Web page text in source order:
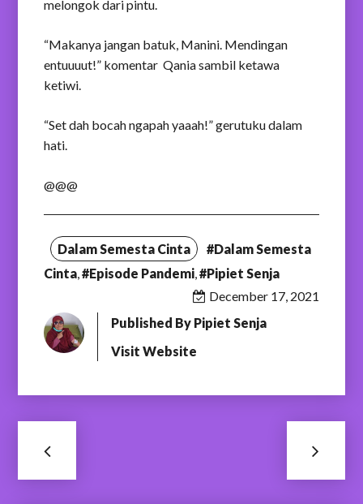
melongok dari pintu.
“Makanya jangan batuk, Manini. Mendingan
entuuuut!” komentar Qania sambil ketawa
ketiwi.
“Set dah bocah ngapah yaaah!” gerutuku dalam
hati.
@@@
Dalam Semesta Cinta
#Dalam Semesta
Cinta,#Episode Pandemi,#Pipiet Senja
December 17, 2021
Published By Pipiet Senja
Visit Website